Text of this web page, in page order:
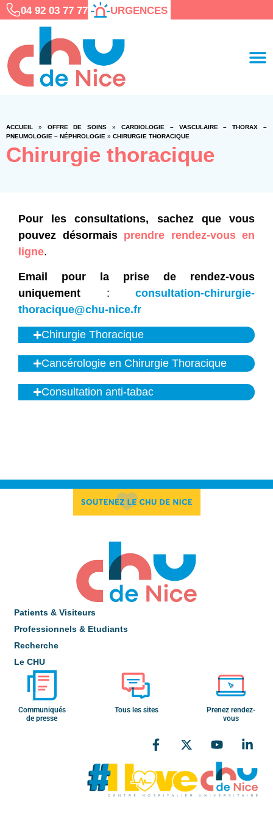
04 92 03 77 77 URGENCES
ACCUEIL » OFFRE DE SOINS » CARDIOLOGIE – VASCULAIRE – THORAX –
PNEUMOLOGIE – NÉPHROLOGIE » CHIRURGIE THORACIQUE
Chirurgie thoracique
Pour les consultations, sachez que vous
pouvez désormais prendre rendez-vous en
ligne.
Email pour la prise de rendez-vous
uniquement : consultation-chirurgie-
thoracique@chu-nice.fr
Chirurgie Thoracique​
Cancérologie en Chirurgie Thoracique
Consultation anti-tabac
Patients & Visiteurs
Professionnels & Etudiants
Recherche
Le CHU
Communiqués
de presse
Tous les sites
Prenez rendez-
vous